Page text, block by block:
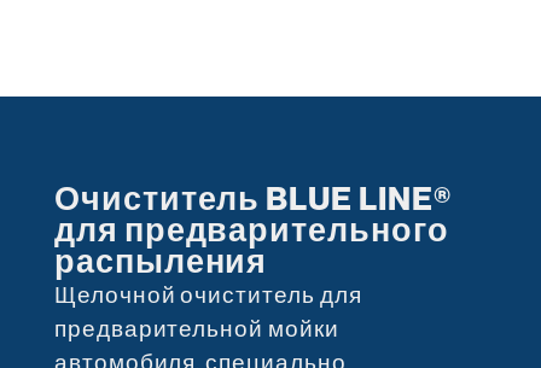
Очиститель BLUE LINE®
для предварительного
распыления
Щелочной очиститель для
предварительной мойки
автомобиля, специально